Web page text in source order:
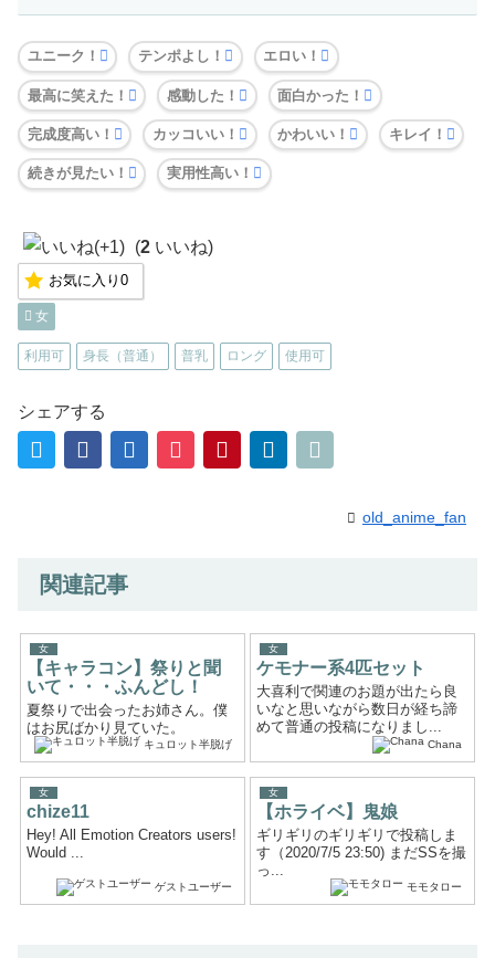
ユニーク！ テンポよし！ エロい！
最高に笑えた！ 感動した！ 面白かった！
完成度高い！ カッコいい！ かわいい！ キレイ！
続きが見たい！ 実用性高い！
(2 いいね)
お気に入り 0
女
利用可 身長（普通） 普乳 ロング 使用可
シェアする
old_anime_fan
関連記事
女
【キャラコン】祭りと聞
いて・・・ふんどし！
夏祭りで出会ったお姉さん。僕
はお尻ばかり見ていた。
キュロット半脱げ
女
ケモナー系4匹セット
大喜利で関連のお題が出たら良
いなと思いながら数日が経ち諦
めて普通の投稿になりまし...
Chana
女
chize11
Hey! All Emotion Creators users!
Would ...
ゲストユーザー
女
【ホライベ】鬼娘
ギリギリのギリギリで投稿しま
す（2020/7/5 23:50) まだSSを撮
っ...
モモタロー